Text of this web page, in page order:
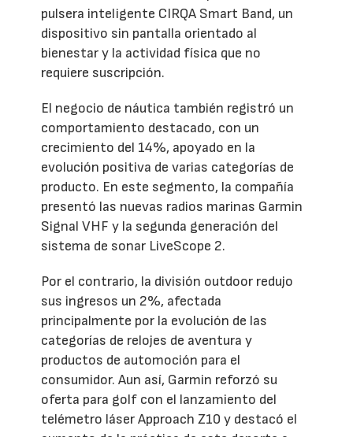
pulsera inteligente CIRQA Smart Band, un
dispositivo sin pantalla orientado al
bienestar y la actividad física que no
requiere suscripción.
El negocio de náutica también registró un
comportamiento destacado, con un
crecimiento del 14%, apoyado en la
evolución positiva de varias categorías de
producto. En este segmento, la compañía
presentó las nuevas radios marinas Garmin
Signal VHF y la segunda generación del
sistema de sonar LiveScope 2.
Por el contrario, la división outdoor redujo
sus ingresos un 2%, afectada
principalmente por la evolución de las
categorías de relojes de aventura y
productos de automoción para el
consumidor. Aun así, Garmin reforzó su
oferta para golf con el lanzamiento del
telémetro láser Approach Z10 y destacó el